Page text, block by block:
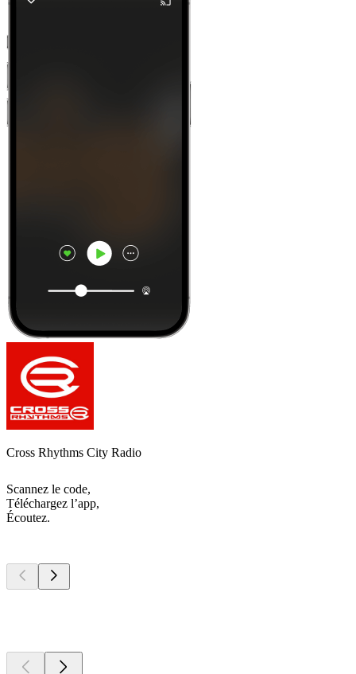
Cross Rhythms City Radio
Scannez le code,
Téléchargez l’app,
Écoutez.